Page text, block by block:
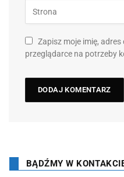
Zapisz moje imię,
przeglądarce na potrzeby
BĄDŹMY W